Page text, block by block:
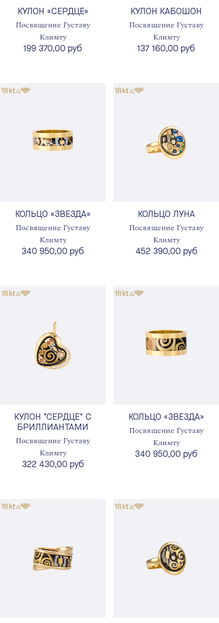
КУЛОН «СЕРДЦЕ»
Посвящение Густаву
Климту
199 370,00 руб
КУЛОН КАБОШОН
Посвящение Густаву
Климту
137 160,00 руб
КОЛЬЦО «ЗВЕЗДА»
Посвящение Густаву
Климту
340 950,00 руб
КОЛЬЦО ЛУНА
Посвящение Густаву
Климту
452 390,00 руб
КУЛОН "СЕРДЦЕ" С
БРИЛЛИАНТАМИ
Посвящение Густаву
Климту
322 430,00 руб
КОЛЬЦО «ЗВЕЗДА»
Посвящение Густаву
Климту
340 950,00 руб